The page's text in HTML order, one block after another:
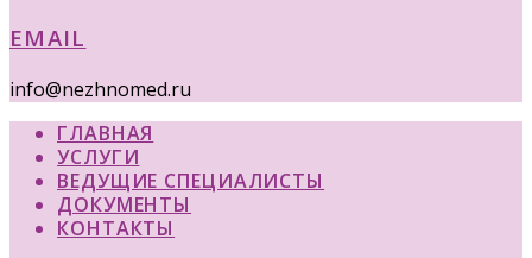
EMAIL
info@nezhnomed.ru
ГЛАВНАЯ
УСЛУГИ
ВЕДУЩИЕ СПЕЦИАЛИСТЫ
ДОКУМЕНТЫ
КОНТАКТЫ